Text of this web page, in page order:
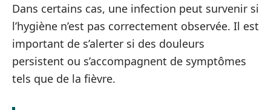
Dans certains cas, une infection peut survenir si
l’hygiène n’est pas correctement observée. Il est
important de s’alerter si des douleurs
persistent ou s’accompagnent de symptômes
tels que de la fièvre.